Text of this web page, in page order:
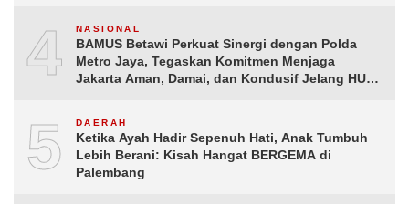
4 NASIONAL
BAMUS Betawi Perkuat Sinergi dengan Polda
Metro Jaya, Tegaskan Komitmen Menjaga
Jakarta Aman, Damai, dan Kondusif Jelang HUT
5 DAERAH
Ketika Ayah Hadir Sepenuh Hati, Anak Tumbuh
Lebih Berani: Kisah Hangat BERGEMA di
Palembang